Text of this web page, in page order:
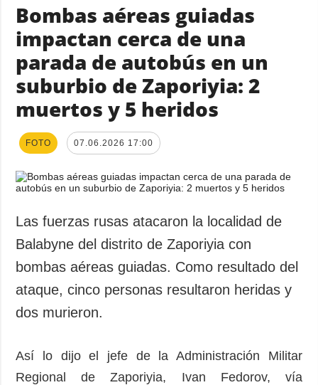
Bombas aéreas guiadas
impactan cerca de una
parada de autobús en un
suburbio de Zaporiyia: 2
muertos y 5 heridos
FOTO 07.06.2026 17:00
Las fuerzas rusas atacaron la localidad de
Balabyne del distrito de Zaporiyia con
bombas aéreas guiadas. Como resultado del
ataque, cinco personas resultaron heridas y
dos murieron.
Así lo dijo el jefe de la Administración Militar
Regional de Zaporiyia, Ivan Fedorov, vía